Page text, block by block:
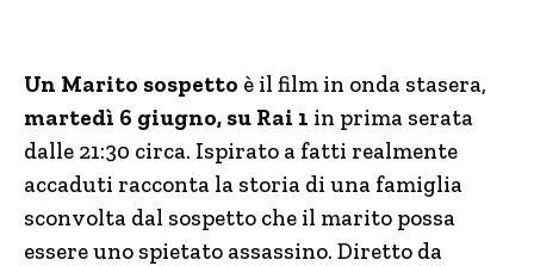
Un Marito sospetto è il film in onda stasera,
martedì 6 giugno, su Rai 1 in prima serata
dalle 21:30 circa. Ispirato a fatti realmente
accaduti racconta la storia di una famiglia
sconvolta dal sospetto che il marito possa
essere uno spietato assassino. Diretto da